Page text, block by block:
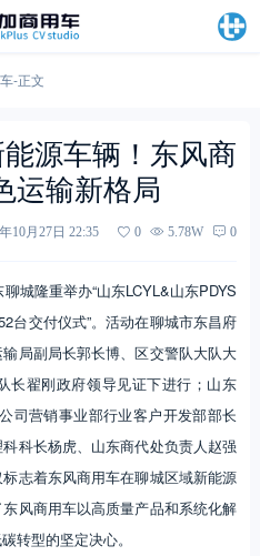
-正文
源车辆！东风商
运输新格局
10月27日 22:35 0 5.78W 0
城隆重举办“山东LCYL&山东PDYS
台交付仪式”。活动在聊城市东昌府
局副局长郭长博、区交警队大队大
长翟刚政府领导见证下进行；山东
司营销事业部行业客户开发部部长
科长杨虎、山东商代处负责人赵强
志着东风商用车在聊城区域新能源
风商用车以高质量产品和系统化解
转型的坚定决心。